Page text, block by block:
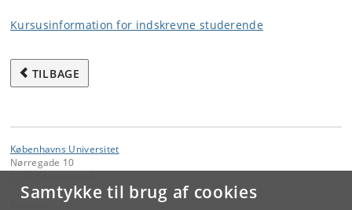
Samtykke til brug af cookies
Kursusinformation for indskrevne studerende
TILBAGE
Københavns Universitet
Nørregade 10